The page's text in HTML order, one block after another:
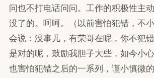
问也不打电话问问。工作的积极性主
没了的。呵呵。（以前害怕犯错，不
会说：没事儿，有荣哥在呢，你不犯
是对的呢，鼓励我胆子大些，如今小
也害怕犯错之后的一系列，谨小慎微